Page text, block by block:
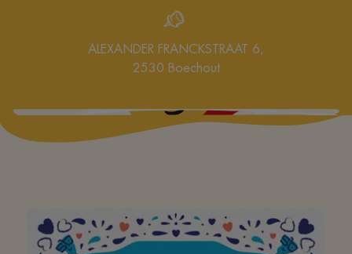
ALEXANDER FRANCKSTRAAT 6,
2530 Boechout